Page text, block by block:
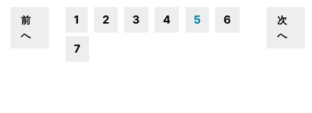
前
へ
1 2 3 4 5 6
7
次
へ